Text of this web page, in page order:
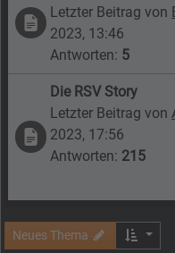
Letzter Beitrag von
2023, 13:46
Antworten: 5
Die RSV Story
Letzter Beitrag von
2023, 17:56
Antworten: 215
Neues Thema